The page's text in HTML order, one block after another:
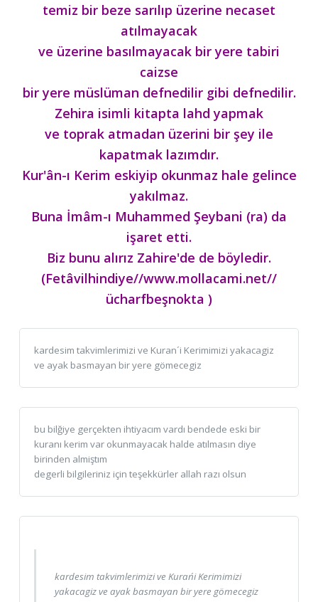
temiz bir beze sarılıp üzerine necaset
atılmayacak
ve üzerine basılmayacak bir yere tabiri
caizse
bir yere müslüman defnedilir gibi defnedilir.
Zehira isimli kitapta lahd yapmak
ve toprak atmadan üzerini bir şey ile
kapatmak lazımdır.
Kur'ân-ı Kerim eskiyip okunmaz hale gelince
yakılmaz.
Buna İmâm-ı Muhammed Şeybani (ra) da
işaret etti.
Biz bunu alırız Zahire'de de böyledir.
(Fetâvilhindiye//www.mollacami.net//
ücharfbeşnokta )
kardesim takvimlerimizi ve Kuran´i Kerimimizi yakacagiz
ve ayak basmayan bir yere gömecegiz
bu bilğiye gerçekten ihtiyacım vardı bendede eski bir
kuranı kerim var okunmayacak halde atılmasın diye
birinden almiştım
degerli bilgileriniz için teşekkürler allah razı olsun
kardesim takvimlerimizi ve Kuran´i Kerimimizi
yakacagiz ve ayak basmayan bir yere gömecegiz